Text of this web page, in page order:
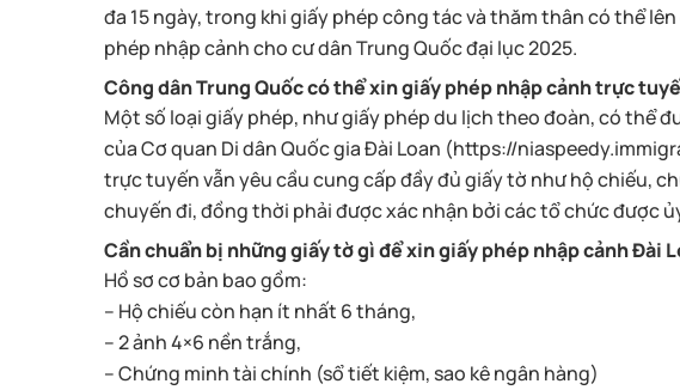
đa 15 ngày, trong khi giấy phép công tác và thăm thân có thể
phép nhập cảnh cho cư dân Trung Quốc đại lục 2025.
Công dân Trung Quốc có thể xin giấy phép nhập cảnh trực
Một số loại giấy phép, như giấy phép du lịch theo đoàn, có thể
của Cơ quan Di dân Quốc gia Đài Loan (https://
trực tuyến vẫn yêu cầu cung cấp đầy đủ giấy tờ như hộ chiếu,
chuyến đi, đồng thời phải được xác nhận bởi các tổ chức được
Cần chuẩn bị những giấy tờ gì để xin giấy phép nhập cảnh Đài
Hồ sơ cơ bản bao gồm:
– Hộ chiếu còn hạn ít nhất 6 tháng,
– 2 ảnh 4×6 nền trắng,
– Chứng minh tài chính (sổ tiết kiệm, sao kê ngân hàng)